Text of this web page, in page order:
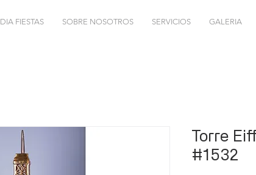
FIESTAS SOBRE NOSOTROS SERVICIOS GALERIA
Torre
#1532